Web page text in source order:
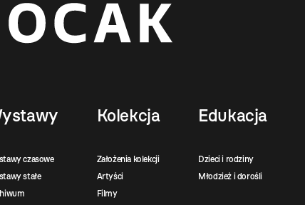
czasowe
stałe
Kolekcja
Założenia kolekcji
Artyści
Filmy
Edukacja
Dzieci i rodziny
Młodzież i dorośli